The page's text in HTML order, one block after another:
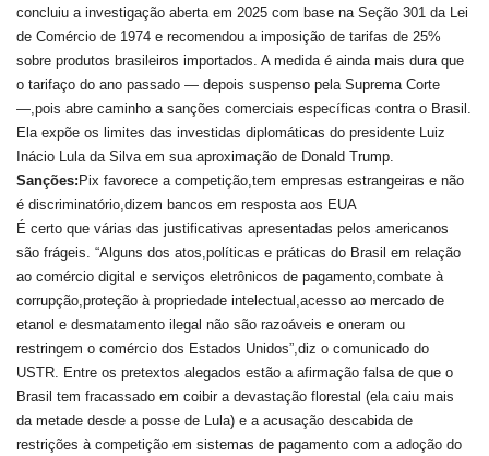
concluiu a investigação aberta em 2025 com base na Seção 301 da Lei
de Comércio de 1974 e recomendou a imposição de tarifas de 25%
sobre produtos brasileiros importados. A medida é ainda mais dura que
o tarifaço do ano passado — depois suspenso pela Suprema Corte
—,pois abre caminho a sanções comerciais específicas contra o Brasil.
Ela expõe os limites das investidas diplomáticas do presidente Luiz
Inácio Lula da Silva em sua aproximação de Donald Trump.
Sanções: Pix favorece a competição,tem empresas estrangeiras e não
é discriminatório,dizem bancos em resposta aos EUA
É certo que várias das justificativas apresentadas pelos americanos
são frágeis. “Alguns dos atos,políticas e práticas do Brasil em relação
ao comércio digital e serviços eletrônicos de pagamento,combate à
corrupção,proteção à propriedade intelectual,acesso ao mercado de
etanol e desmatamento ilegal não são razoáveis e oneram ou
restringem o comércio dos Estados Unidos”,diz o comunicado do
USTR. Entre os pretextos alegados estão a afirmação falsa de que o
Brasil tem fracassado em coibir a devastação florestal (ela caiu mais
da metade desde a posse de Lula) e a acusação descabida de
restrições à competição em sistemas de pagamento com a adoção do